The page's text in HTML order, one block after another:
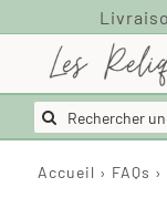
contenu
Rechercher:
Accueil › FAQs ›